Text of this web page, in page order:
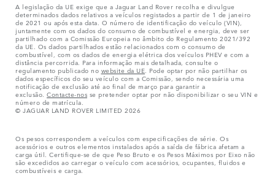
A legislação da UE exige que a Jaguar Land Rover recolha e divulgue
determinados dados relativos a veículos registados a partir de 1 de janeiro
de 2021 ou após esta data. O número de identificação do veículo (VIN),
juntamente com os dados do consumo de combustível e energia, deve ser
partilhado com a Comissão Europeia no âmbito do Regulamento 2021/392
da UE. Os dados partilhados estão relacionados com o consumo de
combustível, com os dados de energia elétrica dos veículos PHEV e com a
distância percorrida. Para informação mais detalhada, consulte o
regulamento publicado no website da UE . Pode optar por não partilhar os
dados específicos do seu veículo com a Comissão, sendo necessária uma
notificação de exclusão até ao final de março para garantir a
exclusão. Contacte-nos se pretender optar por não disponibilizar o seu VIN e
número de matrícula.
© JAGUAR LAND ROVER LIMITED 2026
Os pesos correspondem a veículos com especificações de série. Os
acessórios e outros elementos instalados após a saída de fábrica afetam a
carga útil. Certifique-se de que Peso Bruto e os Pesos Máximos por Eixo não
são excedidos ao carregar o veículo com acessórios, ocupantes, fluidos e
combustíveis e carga.